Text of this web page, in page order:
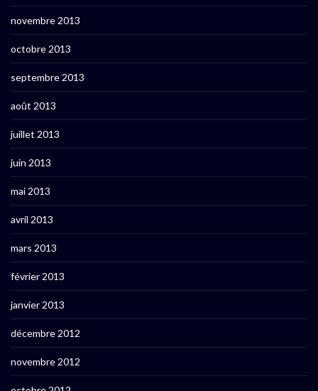
novembre 2013
octobre 2013
septembre 2013
août 2013
juillet 2013
juin 2013
mai 2013
avril 2013
mars 2013
février 2013
janvier 2013
décembre 2012
novembre 2012